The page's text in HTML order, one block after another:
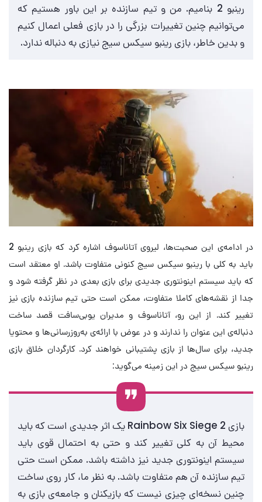
رینبو 2 بنامیم. من و تیم سازنده بر این باور هستیم که
می‌توانیم چنین تغییرات بزرگی را در بازی فعلی اعمال کنیم
و بدین خاطر، بازی رینبو سیکس سیج نیازی به دنباله ندارد.
در ادامه‌ی این صحبت‌ها، لیروی آتاناسوف اشاره کرد که بازی رینبو 2
باید به کلی با رینبو سیکس سیج کنونی متفاوت باشد. او معتقد است
که باید سیستم اینونتوری جدیدی برای بازی بعدی در نظر گرفته شود و
جدا از نقشه‌های کاملا متفاوت، ممکن است حتی تیم سازنده بازی نیز
تغییر کند. از این رو، آتاناسوف و مدیران یوبی‌سافت قصد ساخت
دنباله‌ی این عنوان را ندارند و در عوض با ارائه‌ی به‌روزرسانی‌ها و محتویا
جدید، برای سال‌ها از بازی پشتیبانی خواهند کرد. کارگردان خلاق بازی
رینبو سیکس سیج در این زمینه می‌گوید:
بازی Rainbow Six Siege 2 یک اثر جدیدی است که باید
محیط آن به کلی تغییر کند و حتی به احتمال قوی باید
سیستم اینونتوری جدید نیز داشته باشد. ممکن است حتی
تیم سازنده آن هم متفاوت باشد. به نظر ما، کار روی ساخت
چنین نسخه‌ای چیزی نیست که بازیکنان و جامعه‌ی بازی به